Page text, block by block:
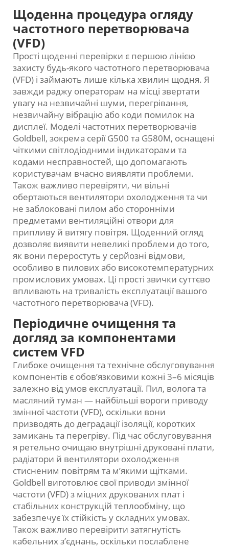
Щоденна процедура огляду
частотного перетворювача
(VFD)
Прості щоденні перевірки є першою лінією
захисту будь-якого частотного перетворювача
(VFD) і займають лише кілька хвилин щодня. Я
завжди раджу операторам на місці звертати
увагу на незвичайні шуми, перегрівання,
незвичайну вібрацію або коди помилок на
дисплеї. Моделі частотних перетворювачів
Goldbell, зокрема серії G500 та G580M, оснащені
чіткими світлодіодними індикаторами та
кодами несправностей, що допомагають
користувачам вчасно виявляти проблеми.
Також важливо перевіряти, чи вільні
обертаються вентилятори охолодження та чи
не заблоковані пилом або сторонніми
предметами вентиляційні отвори для
припливу й витягу повітря. Щоденний огляд
дозволяє виявити невеликі проблеми до того,
як вони переростуть у серйозні відмови,
особливо в пилових або високотемпературних
промислових умовах. Ці прості звички суттєво
впливають на тривалість експлуатації вашого
частотного перетворювача (VFD).
Періодичне очищення та
догляд за компонентами
систем VFD
Глибоке очищення та технічне обслуговування
компонентів є обов’язковими кожні 3–6 місяців
залежно від умов експлуатації. Пил, волога та
масляний туман — найбільші вороги приводу
змінної частоти (VFD), оскільки вони
призводять до деградації ізоляції, коротких
замикань та перегріву. Під час обслуговування
я ретельно очищаю внутрішні друковані плати,
радіатори й вентилятори охолодження
стисненим повітрям та м’якими щітками.
Goldbell виготовлює свої приводи змінної
частоти (VFD) з міцних друкованих плат і
стабільних конструкцій теплообміну, що
забезпечує їх стійкість у складних умовах.
Також важливо перевірити затягнутість
кабельних з’єднань, оскільки послаблене